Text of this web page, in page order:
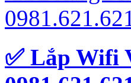
✅ Lắp Wifi